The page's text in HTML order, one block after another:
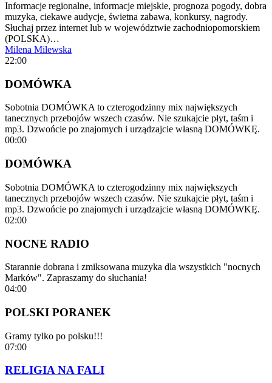
Informacje regionalne, informacje miejskie, prognoza pogody, dobra
muzyka, ciekawe audycje, świetna zabawa, konkursy, nagrody.
Słuchaj przez internet lub w województwie zachodniopomorskiem
(POLSKA)…
Milena Milewska
22:00
DOMÓWKA
Sobotnia DOMÓWKA to czterogodzinny mix największych
tanecznych przebojów wszech czasów. Nie szukajcie płyt, taśm i
mp3. Dzwońcie po znajomych i urządzajcie własną DOMÓWKĘ.
00:00
DOMÓWKA
Sobotnia DOMÓWKA to czterogodzinny mix największych
tanecznych przebojów wszech czasów. Nie szukajcie płyt, taśm i
mp3. Dzwońcie po znajomych i urządzajcie własną DOMÓWKĘ.
02:00
NOCNE RADIO
Starannie dobrana i zmiksowana muzyka dla wszystkich "nocnych
Marków". Zapraszamy do słuchania!
04:00
POLSKI PORANEK
Gramy tylko po polsku!!!
07:00
RELIGIA NA FALI